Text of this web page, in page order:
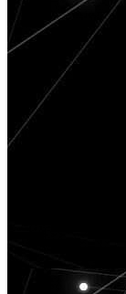
навигации
содержимому